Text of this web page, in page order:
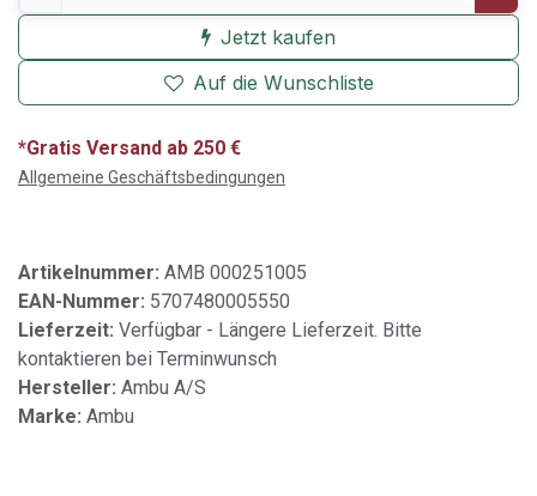
Jetzt kaufen
Auf die Wunschliste
*Gratis Versand ab 250 €
Allgemeine Geschäftsbedingungen
Artikelnummer: AMB 000251005
EAN-Nummer: 5707480005550
Lieferzeit: Verfügbar - Längere Lieferzeit. Bitte
kontaktieren bei Terminwunsch
Hersteller: Ambu A/S
Marke: Ambu